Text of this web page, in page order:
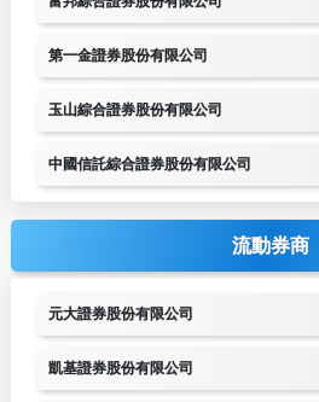
第一金證券股份有限公司
玉山綜合證券股份有限公司
中國信託綜合證券股份有限公司
流動券商
元大證券股份有限公司
凱基證券股份有限公司